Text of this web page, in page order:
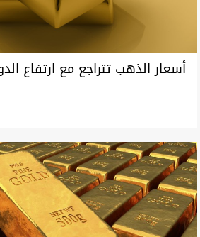
أسعار الذهب تتراجع مع ارتفاع